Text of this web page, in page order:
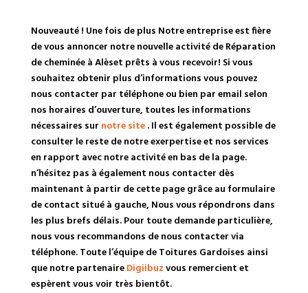
Nouveauté ! Une fois de plus Notre entreprise est fière
de vous annoncer notre nouvelle activité de Réparation
de cheminée à Alèset prêts à vous recevoir! Si vous
souhaitez obtenir plus d’informations vous pouvez
nous contacter par téléphone ou bien par email selon
nos horaires d’ouverture, toutes les informations
nécessaires sur notre site. Il est également possible de
consulter le reste de notre exerpertise et nos services
en rapport avec notre activité en bas de la page.
n’hésitez pas à également nous contacter dès
maintenant à partir de cette page grâce au formulaire
de contact situé à gauche, Nous vous répondrons dans
les plus brefs délais. Pour toute demande particulière,
nous vous recommandons de nous contacter via
téléphone. Toute l’équipe de Toitures Gardoises ainsi
que notre partenaireDigiibuzvous remercient et
espèrent vous voir très bientôt.